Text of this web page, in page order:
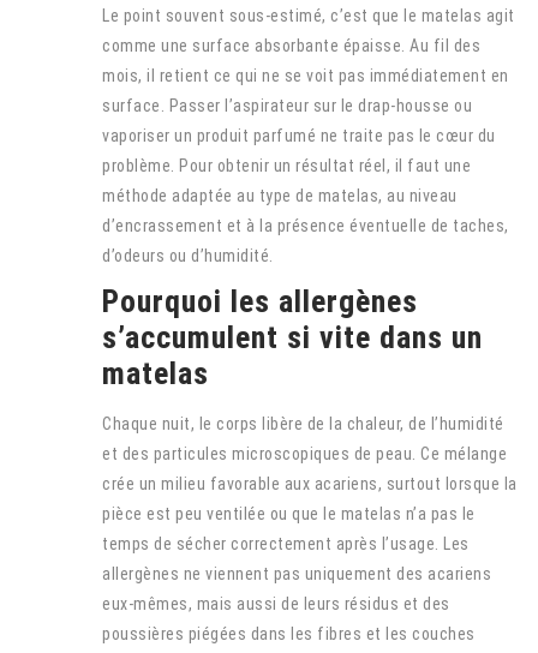
Le point souvent sous-estimé, c’est que le matelas agit
comme une surface absorbante épaisse. Au fil des
mois, il retient ce qui ne se voit pas immédiatement en
surface. Passer l’aspirateur sur le drap-housse ou
vaporiser un produit parfumé ne traite pas le cœur du
problème. Pour obtenir un résultat réel, il faut une
méthode adaptée au type de matelas, au niveau
d’encrassement et à la présence éventuelle de taches,
d’odeurs ou d’humidité.
Pourquoi les allergènes
s’accumulent si vite dans un
matelas
Chaque nuit, le corps libère de la chaleur, de l’humidité
et des particules microscopiques de peau. Ce mélange
crée un milieu favorable aux acariens, surtout lorsque la
pièce est peu ventilée ou que le matelas n’a pas le
temps de sécher correctement après l’usage. Les
allergènes ne viennent pas uniquement des acariens
eux-mêmes, mais aussi de leurs résidus et des
poussières piégées dans les fibres et les couches